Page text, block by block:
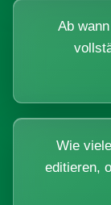
Ab
Wie
editieren,